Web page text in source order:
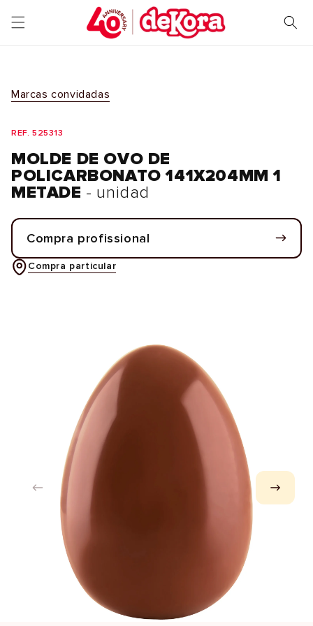
para o
conteúdo
Marcas convidadas
REF. 525313
MOLDE DE OVO DE
POLICARBONATO 141X204MM 1
METADE - unidad
Compra profissional
Compra particular